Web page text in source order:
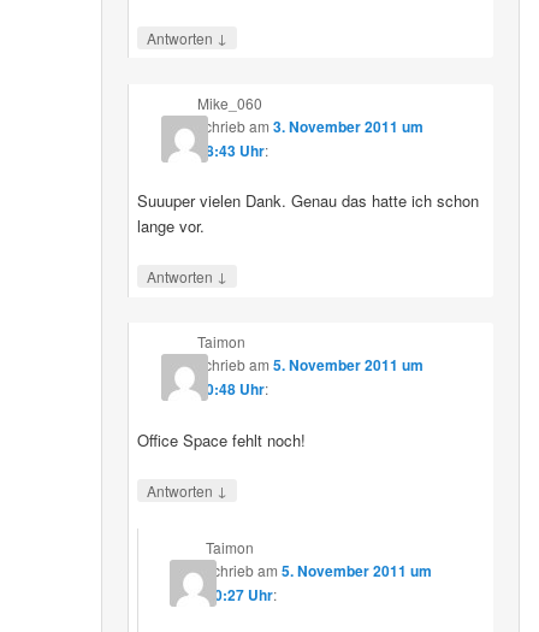
Antworten ↓
Mike_060
schriebam 3. November 2011 um
08:43 Uhr:
Suuuper vielen Dank. Genau das hatte ich schon
lange vor.
Antworten ↓
Taimon
schriebam 5. November 2011 um
00:48 Uhr:
Office Space fehlt noch!
Antworten ↓
Taimon
schriebam5. November 2011 um
10:27 Uhr: